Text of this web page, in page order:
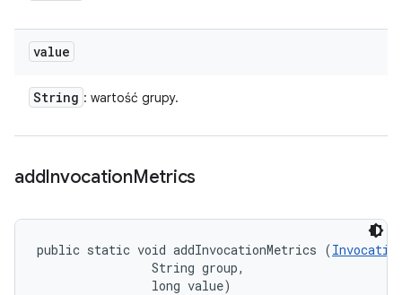
value
String : wartość grupy.
addInvocationMetrics
public static void addInvocationMetrics (
                String group,
                long value)